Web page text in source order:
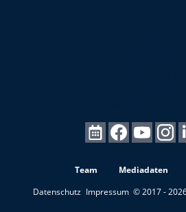
Team Mediadaten
Datenschutz Impressum © 2017 -